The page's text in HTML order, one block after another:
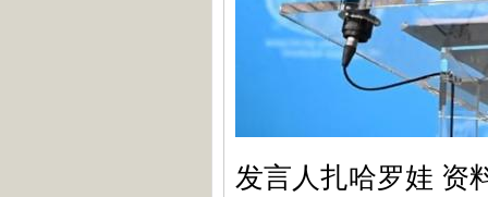
发言人扎哈罗娃 资